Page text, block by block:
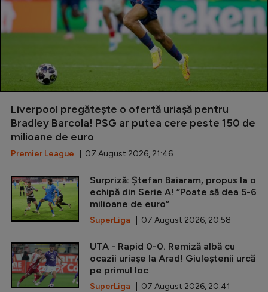
Liverpool pregătește o ofertă uriașă pentru
Bradley Barcola! PSG ar putea cere peste 150 de
milioane de euro
Premier League | 07 August 2026, 21:46
Surpriză: Ștefan Baiaram, propus la o
echipă din Serie A! ”Poate să dea 5-6
milioane de euro”
SuperLiga | 07 August 2026, 20:58
UTA - Rapid 0-0. Remiză albă cu
ocazii uriașe la Arad! Giuleștenii urcă
pe primul loc
SuperLiga | 07 August 2026, 20:41